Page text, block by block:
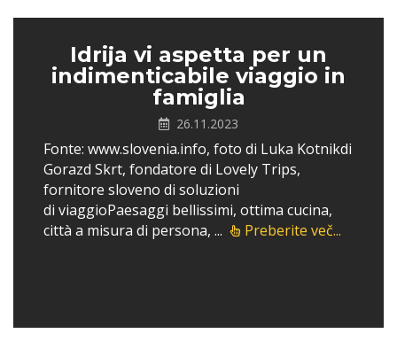
Idrija vi aspetta per un
indimenticabile viaggio in
famiglia
26.11.2023
Fonte: www.slovenia.info, foto di Luka Kotnikdi
Gorazd Skrt, fondatore di Lovely Trips,
fornitore sloveno di soluzioni
di viaggioPaesaggi bellissimi, ottima cucina,
città a misura di persona, ...
Preberite več...